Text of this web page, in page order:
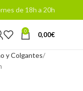
de 18h a 20h
0 0,00€
y Colgantes